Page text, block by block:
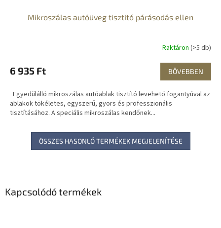
Kapcsolódó termékek
Mikroszálas autóüveg tisztító párásodás ellen
Raktáron (>5 db)
6 935 Ft BŐVEBBEN
Egyedülálló mikroszálas autóablak tisztító levehető fogantyúval az
ablakok tökéletes, egyszerű, gyors és professzionális
tisztításához. A speciális mikroszálas kendőnek...
ÖSSZES HASONLÓ TERMÉKEK MEGJELENÍTÉSE